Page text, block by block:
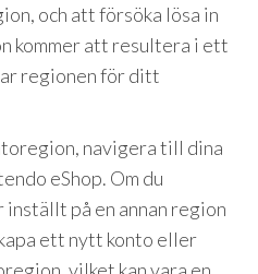
och att försöka lösa in
kommer att resultera i ett
regionen för ditt
navigera till dina
eShop. Om du
på en annan region
ett nytt konto eller